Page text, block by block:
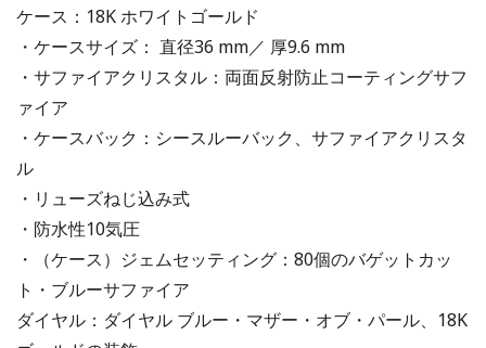
ケース：18K ホワイトゴールド
・ケースサイズ： 直径36 mm／ 厚9.6 mm
・サファイアクリスタル：両面反射防止コーティングサフ
ァイア
・ケースバック：シースルーバック、サファイアクリスタ
ル
・リューズねじ込み式
・防水性10気圧
・（ケース）ジェムセッティング：80個のバゲットカッ
ト・ブルーサファイア
ダイヤル：ダイヤル ブルー・マザー・オブ・パール、18K